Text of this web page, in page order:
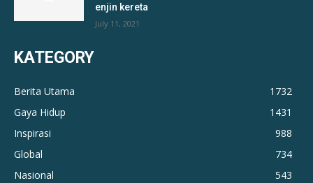
enjin kereta
July 11, 2021
KATEGORY
Berita Utama
1732
Gaya Hidup
1431
Inspirasi
988
Global
734
Nasional
543